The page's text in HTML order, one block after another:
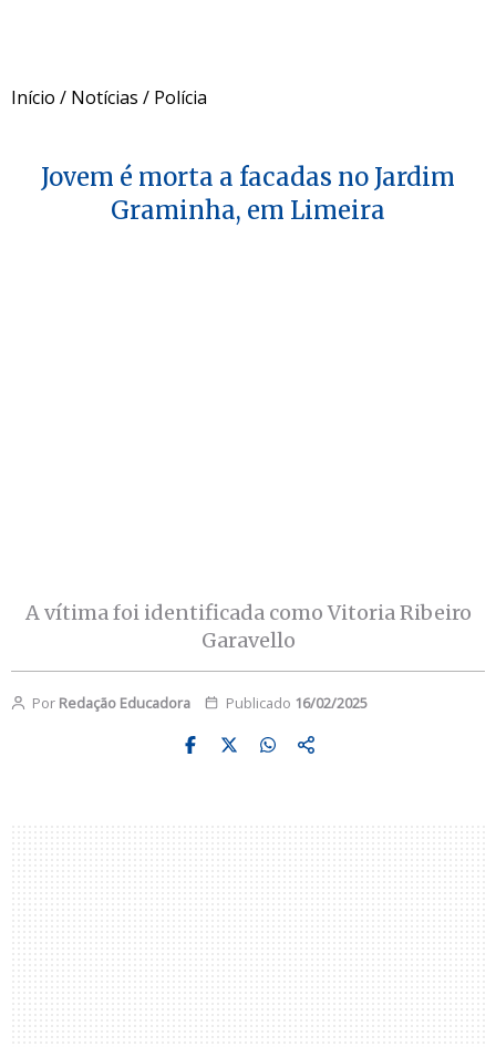
Início / Notícias / Polícia
Jovem é morta a facadas no Jardim
Graminha, em Limeira
A vítima foi identificada como Vitoria Ribeiro
Garavello
Por Redação Educadora Publicado 16/02/2025